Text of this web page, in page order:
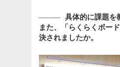
具体的に課題を
また、「らくらくボー
決されましたか。